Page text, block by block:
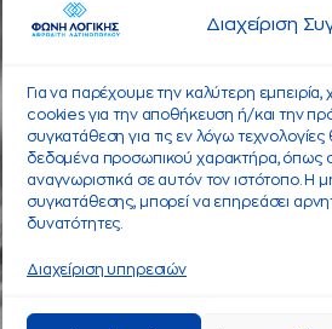
Διαχείριση
Για να παρέχουμε την καλύτερη
cookies για την αποθήκευση ή/και την
συγκατάθεση για τις εν λόγω
δεδομένα προσωπικού χαρακτήρα, όπως
αναγνωριστικά σε αυτόν τον ιστότοπο.
συγκατάθεσης, μπορεί να επηρεάσει
δυνατότητες.
Διαχείριση υπηρεσιών